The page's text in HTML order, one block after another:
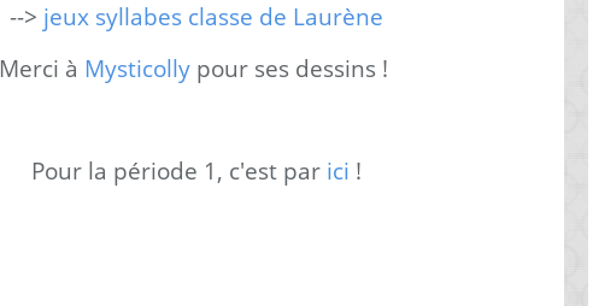
--> jeux syllabes classe de Laurène
Merci à Mysticolly pour ses dessins !
Pour la période 1, c'est par ici !